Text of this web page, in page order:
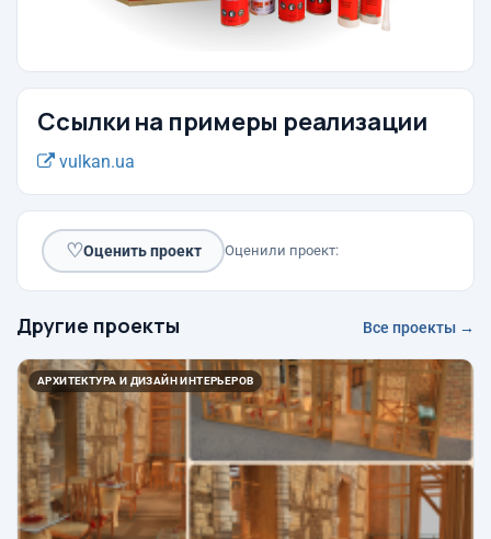
Ссылки на примеры реализации
vulkan.ua
♡Оценить проект Оценили проект:
Другие проекты Все проекты →
АРХИТЕКТУРА И ДИЗАЙН ИНТЕРЬЕРОВ